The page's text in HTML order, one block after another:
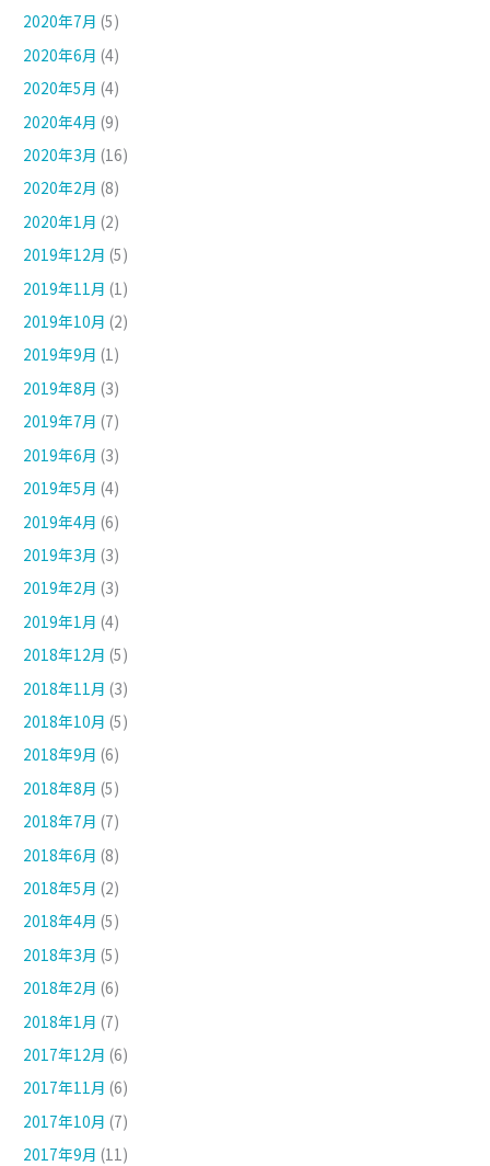
2020年7月 (5)
2020年6月 (4)
2020年5月 (4)
2020年4月 (9)
2020年3月 (16)
2020年2月 (8)
2020年1月 (2)
2019年12月 (5)
2019年11月 (1)
2019年10月 (2)
2019年9月 (1)
2019年8月 (3)
2019年7月 (7)
2019年6月 (3)
2019年5月 (4)
2019年4月 (6)
2019年3月 (3)
2019年2月 (3)
2019年1月 (4)
2018年12月 (5)
2018年11月 (3)
2018年10月 (5)
2018年9月 (6)
2018年8月 (5)
2018年7月 (7)
2018年6月 (8)
2018年5月 (2)
2018年4月 (5)
2018年3月 (5)
2018年2月 (6)
2018年1月 (7)
2017年12月 (6)
2017年11月 (6)
2017年10月 (7)
2017年9月 (11)